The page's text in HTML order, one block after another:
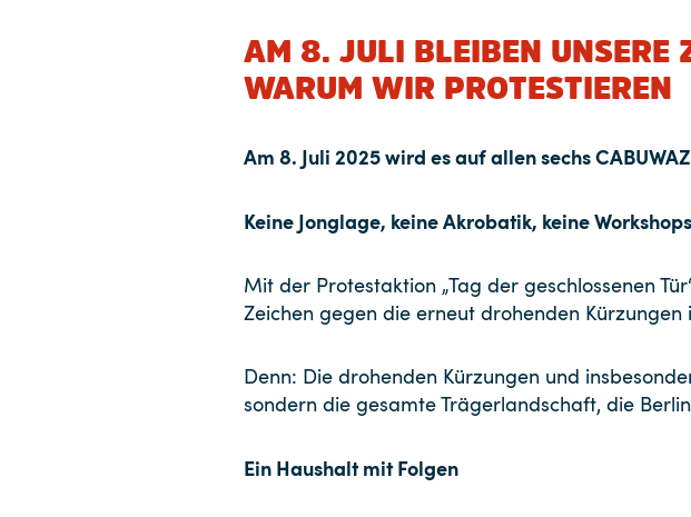
AM 8. JULI BLEIBEN UNSERE
WARUM WIR PROTESTIEREN
Am 8. Juli 2025 wird es auf allen sechs
Keine Jonglage, keine Akrobatik, keine
Mit der Protestaktion „Tag der geschlossenen
Zeichen gegen die erneut drohenden Kürzungen
Denn: Die drohenden Kürzungen und
sondern die gesamte Trägerlandschaft, die
Ein Haushalt mit Folgen